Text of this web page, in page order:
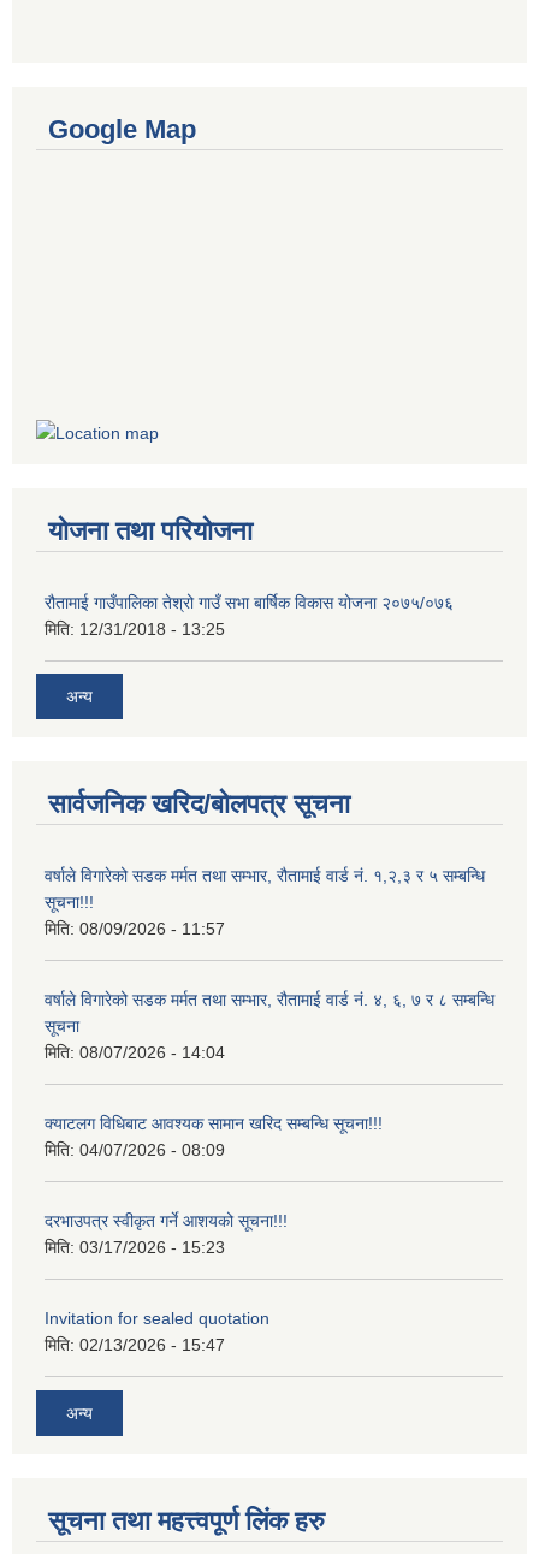
Google Map
योजना तथा परियोजना
रौतामाई गाउँपालिका तेश्रो गाउँ सभा बार्षिक विकास योजना २०७५/०७६
मिति: 12/31/2018 - 13:25
अन्य
सार्वजनिक खरिद/बोलपत्र सूचना
वर्षाले विगारेको सडक मर्मत तथा सम्भार, रौतामाई वार्ड नं. १,२,३ र ५ सम्बन्धि
सूचना!!!
मिति: 08/09/2026 - 11:57
वर्षाले विगारेको सडक मर्मत तथा सम्भार, रौतामाई वार्ड नं. ४, ६, ७ र ८ सम्बन्धि
सूचना
मिति: 08/07/2026 - 14:04
क्याटलग विधिबाट आवश्यक सामान खरिद सम्बन्धि सूचना!!!
मिति: 04/07/2026 - 08:09
दरभाउपत्र स्वीकृत गर्ने आशयको सूचना!!!
मिति: 03/17/2026 - 15:23
Invitation for sealed quotation
मिति: 02/13/2026 - 15:47
अन्य
सूचना तथा महत्त्वपूर्ण लिंक हरु